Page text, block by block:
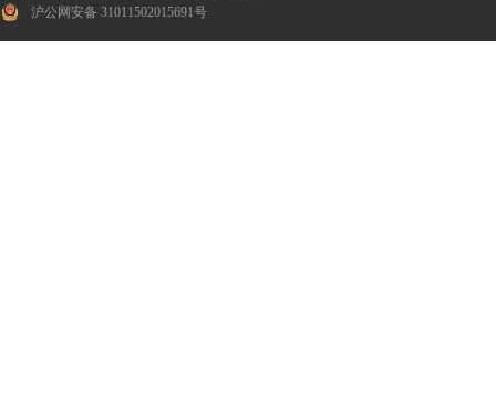
沪公网安备 31011502015691号